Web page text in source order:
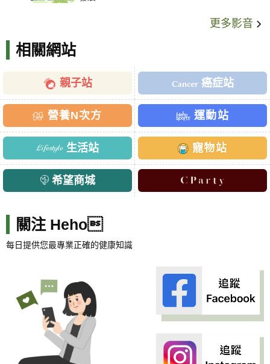
更多影音
相關網站
親子站 癌症站
營養N次方 運動站
生活站 寵物站
希望商城
關注 Heho
每日提供您最專業正確的健康知識